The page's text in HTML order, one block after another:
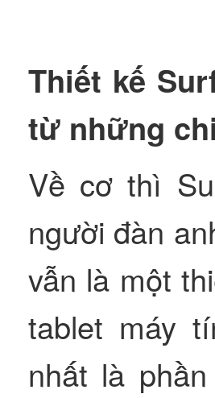
Thiết kế
từ những
Về cơ thì
người đàn
vẫn là một
tablet máy
nhất là